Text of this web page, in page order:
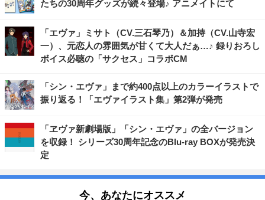
たちの30周年グッズが続々登場♪ アニメイトにて
「エヴァ」ミサト（CV.三石琴乃）＆加持（CV.山寺宏
一）、元恋人の雰囲気が甘くて大人だぁ…♪ 録りおろし
ボイス必聴の「サクセス」コラボCM
「シン・エヴァ」まで約400点以上のカラーイラストで
振り返る！「エヴァイラスト集」第2弾が発売
「ヱヴァ新劇場版」「シン・エヴァ」の全バージョン
を収録！ シリーズ30周年記念のBlu-ray BOXが発売決
定
今、あなたにオススメ